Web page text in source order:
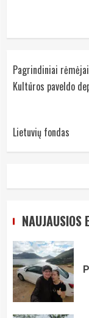
Pagrindiniai
Kultūros paveldo
Lietuvių fondas
NAUJAUSIOS